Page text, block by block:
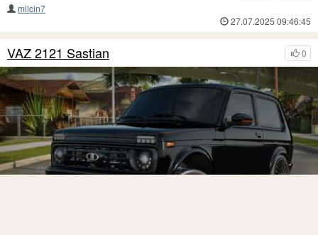
milcin7
27.07.2025 09:46:45
0
VAZ 2121 Sastian